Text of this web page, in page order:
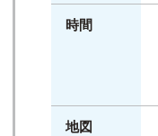
時間
地図